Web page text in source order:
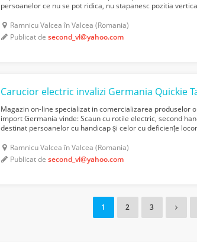
persoanelor ce nu se pot ridica, nu stapanesc pozitia
Ramnicu Valcea în Valcea (Romania)
Publicat desecond_vl@yahoo.com
Carucior electric invalizi Germania Quickie
Magazin on-line specializat in comercializarea produselor
import Germania vinde: Scaun cu rotile electric, second
destinat persoanelor cu handicap și celor cu deficiențe
Ramnicu Valcea în Valcea (Romania)
Publicat desecond_vl@yahoo.com
1 2 3